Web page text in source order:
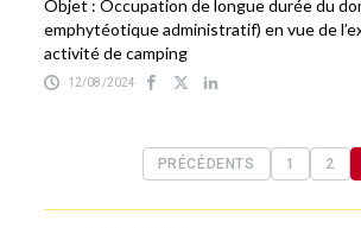
Objet : Occupation de longue durée du
emphytéotique administratif) en vue de
activité de camping
12/08/2024
PRÉCÉDENTS 1 2